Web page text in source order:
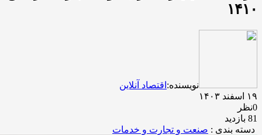
۱۴۱۰
نویسنده: اقتصاد آنلاین
۱۹ اسفند ۱۴۰۳
0نظر
81 بازدید
دسته بندی : صنعت و تجارت و خدمات